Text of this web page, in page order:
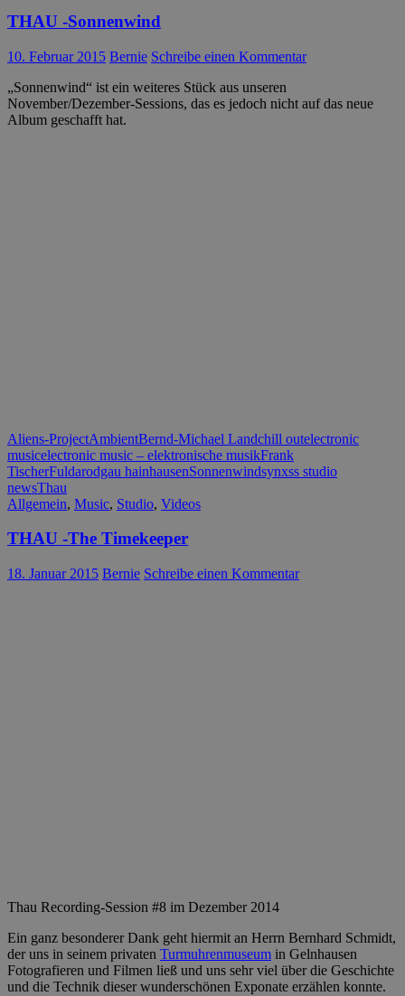
THAU -Sonnenwind
10. Februar 2015 Bernie Schreibe einen Kommentar
„Sonnenwind“ ist ein weiteres Stück aus unseren
November/Dezember-Sessions, das es jedoch nicht auf das neue
Album geschafft hat.
Aliens-ProjectAmbientBernd-Michael Landchill outelectronic
musicelectronic music – elektronische musikFrank
TischerFuldarodgau hainhausenSonnenwindsynxss studio
newsThau
Allgemein, Music, Studio, Videos
THAU -The Timekeeper
18. Januar 2015 Bernie Schreibe einen Kommentar
Thau Recording-Session #8 im Dezember 2014
Ein ganz besonderer Dank geht hiermit an Herrn Bernhard Schmidt,
der uns in seinem privaten Turmuhrenmuseum in Gelnhausen
Fotografieren und Filmen ließ und uns sehr viel über die Geschichte
und die Technik dieser wunderschönen Exponate erzählen konnte.